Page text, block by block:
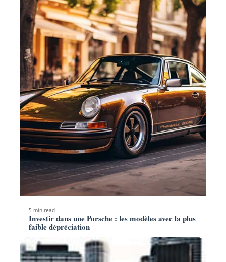
5 min read
Investir dans une Porsche : les modèles avec la plus
faible dépréciation